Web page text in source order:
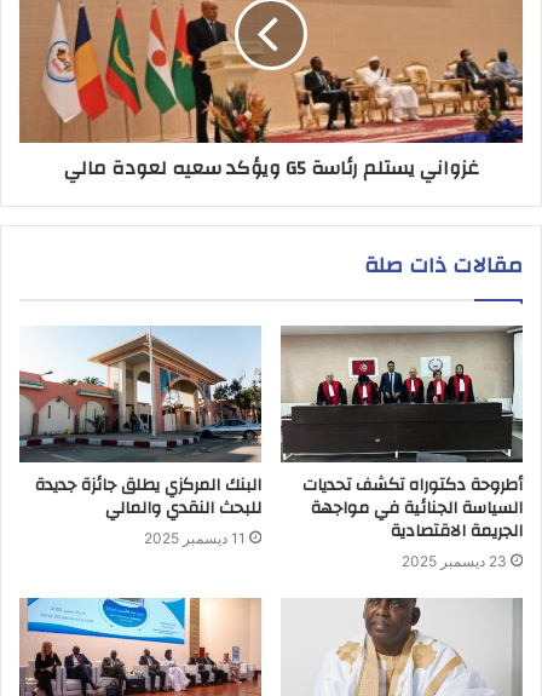
غزواني يستلم رئاسة G5 ويؤكد سعيه لعودة مالي
مقالات ذات صلة
أطروحة دكتوراه تكشف تحديات
السياسة الجنائية في مواجهة
الجريمة الاقتصادية
23 ديسمبر 2025
البنك المركزي يطلق جائزة جديدة
للبحث النقدي والمالي
11 ديسمبر 2025